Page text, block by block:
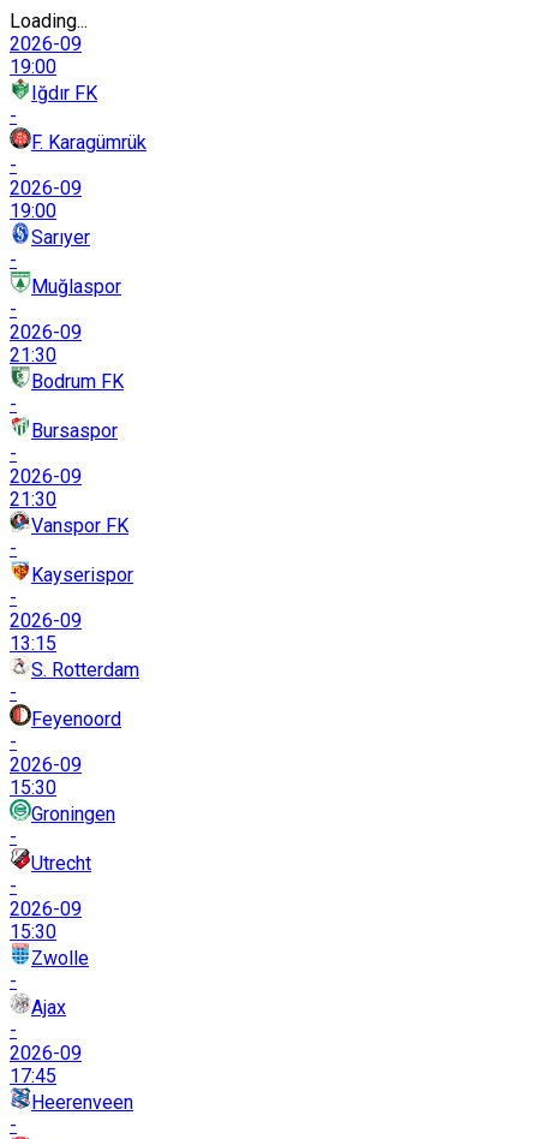
Loading...
2026-09
19:00
Iğdır FK
-
F. Karagümrük
-
2026-09
19:00
Sarıyer
-
Muğlaspor
-
2026-09
21:30
Bodrum FK
-
Bursaspor
-
2026-09
21:30
Vanspor FK
-
Kayserispor
-
2026-09
13:15
S. Rotterdam
-
Feyenoord
-
2026-09
15:30
Groningen
-
Utrecht
-
2026-09
15:30
Zwolle
-
Ajax
-
2026-09
17:45
Heerenveen
-